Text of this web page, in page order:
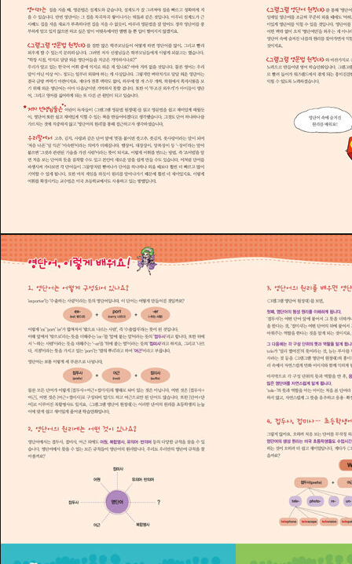
에도 “아하, 이건 이런 원리로 만들어진 단어로군.”하면서 좀 더 재미
있게 영단어를 익힐 수 있을 것입니다. 영단어를 매일매일 조금씩 꾸
준히 익히는 것은 중요합니다. 다만 어떤 맥락 없이 오직 ‘영단어만’을
외우는 게 아니라 영어 동화책을 읽거나 <그램그램 영단어 원정대>
처럼 영단어 속에 숨겨진 나름의 원리를 찾아가면서 익힐 때 영단어
를 잊어버리지 않고 오래도록 기억하게 되는 것이지요.
<그램그램 영문법 원정대>와 마찬가지로 <그램그램 영단어 원정대
>는 저자 선생님들께서 엄청난 노력으로 만들어낸 영어 학습만화입
토리를 통해, 영단어를 쉽고 재미있게 익힐 수 있도록 구성했습니다.